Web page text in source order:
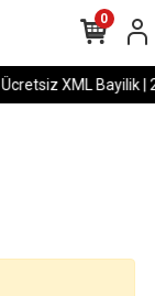
Ücretsiz XML Bayilik |
0